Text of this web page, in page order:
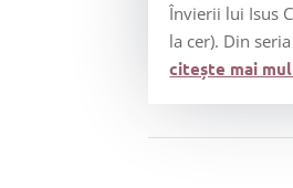
Învierii lui Isus
la cer). Din
citește mai